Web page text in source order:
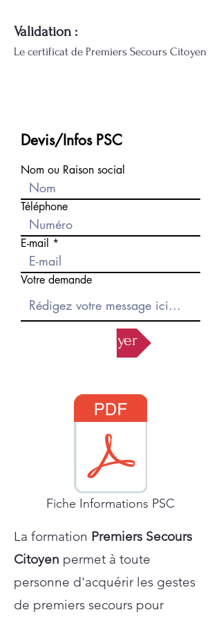
Validation :
Le certificat de Premiers Secours Citoyen
Devis/Infos PSC
Nom ou Raison social
Téléphone
E-mail
Votre demande
Envoyer
Fiche Informations PSC
La formation Premiers Secours
Citoyen permet à toute
personne d'acquérir les gestes
de premiers secours pour